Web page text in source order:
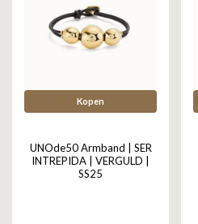
Kopen
UNOde50 Armband | SER
INTREPIDA | VERGULD |
SS25